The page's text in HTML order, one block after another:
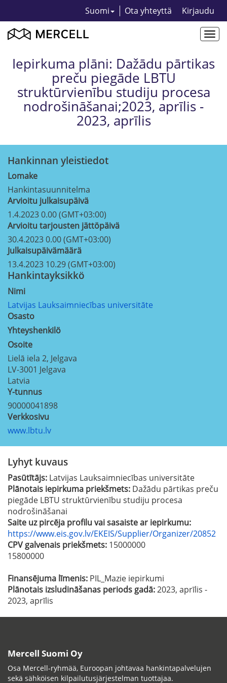
Suomi Ota yhteyttä Kirjaudu
Iepirkuma plāni: Dažādu pārtikas
preču piegāde LBTU
struktūrvienību studiju procesa
nodrošināšanai;2023, aprīlis -
2023, aprīlis
Hankinnan yleistiedot
Lomake
Hankintasuunnitelma
Arvioitu julkaisupäivä
1.4.2023 0.00 (GMT+03:00)
Arvioitu tarjousten jättöpäivä
30.4.2023 0.00 (GMT+03:00)
Julkaisupäivämäärä
13.4.2023 10.29 (GMT+03:00)
Hankintayksikkö
Nimi
Latvijas Lauksaimniecības universitāte
Osasto
Yhteyshenkilö
Osoite
Lielā iela 2, Jelgava
LV-3001 Jelgava
Latvia
Y-tunnus
90000041898
Verkkosivu
www.lbtu.lv
Lyhyt kuvaus
Pasūtītājs: Latvijas Lauksaimniecības universitāte
Plānotais iepirkuma priekšmets: Dažādu pārtikas preču
piegāde LBTU struktūrvienību studiju procesa
nodrošināšanai
Saite uz pircēja profilu vai sasaiste ar iepirkumu:
https://www.eis.gov.lv/EKEIS/Supplier/Organizer/20852
CPV galvenais priekšmets: 15000000
15800000
Finansējuma līmenis: PIL_Mazie iepirkumi
Plānotais izsludināšanas periods gadā:2023, aprīlis -
2023, aprīlis
Mercell Suomi Oy
Osa Mercell-ryhmää, Euroopan johtavaa hankintapalvelujen
sekä sähköisen kilpailutusjärjestelman tuottajaa.